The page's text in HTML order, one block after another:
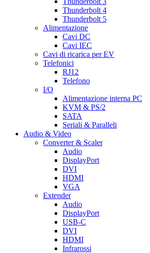
Thunderbolt 4
Thunderbolt 5
Alimentazione
Cavi DC
Cavi IEC
Cavi di ricarica per EV
Telefonici
RJ12
Telefono
I/O
Alimentazione interna PC
KVM & PS/2
SATA
Seriali & Paralleli
Audio & Video
Converter & Scaler
Audio
DisplayPort
DVI
HDMI
VGA
Extender
Audio
DisplayPort
USB-C
DVI
HDMI
Infrarossi